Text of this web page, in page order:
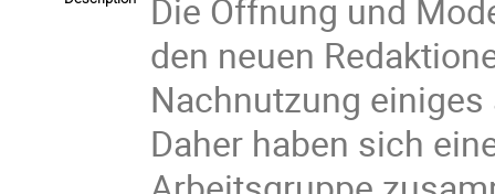
Die Öffnung und
den neuen
Nachnutzung
Daher haben sich